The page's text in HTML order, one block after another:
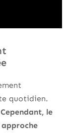
quotidien.
Cependant, le